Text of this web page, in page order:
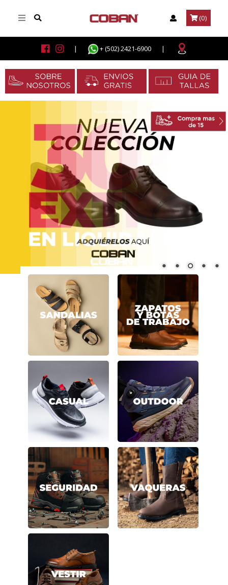
(0)
| + (502) 2421-6900 |